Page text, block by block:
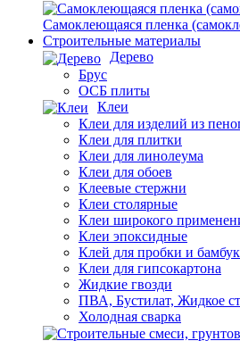
Самоклеющаяся пленка
Строительные материалы
Дерево
Брус
ОСБ плиты
Клеи
Клеи для изделий из
Клеи для плитки
Клеи для линолеума
Клеи для обоев
Клеевые стержни
Клеи столярные
Клеи широкого
Клеи эпоксидные
Клей для пробки и
Клеи для гипсокартона
Жидкие гвозди
ПВА, Бустилат, Жидкое
Холодная сварка